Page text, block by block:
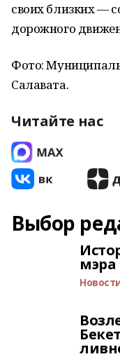
своих близких —
дорожного
Фото:
Салавата.
Читайте нас
Выбор
мэра